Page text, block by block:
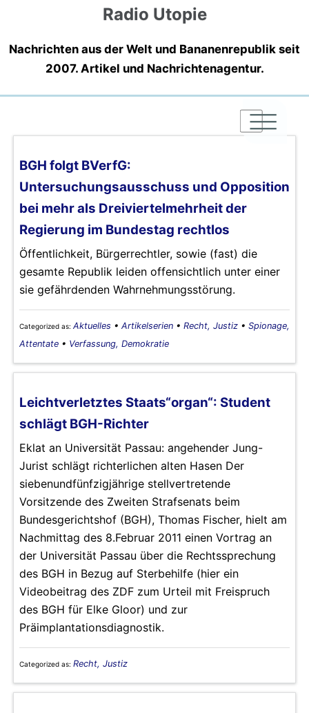
Radio Utopie
Nachrichten aus der Welt und Bananenrepublik seit
2007. Artikel und Nachrichtenagentur.
|
|
|
BGH folgt BVerfG:
Untersuchungsausschuss und Opposition
bei mehr als Dreiviertelmehrheit der
Regierung im Bundestag rechtlos
Öffentlichkeit, Bürgerrechtler, sowie (fast) die
gesamte Republik leiden offensichtlich unter einer
sie gefährdenden Wahrnehmungsstörung.
Categorized as: Aktuelles • Artikelserien • Recht, Justiz • Spionage,
Attentate • Verfassung, Demokratie
Leichtverletztes Staats“organ“: Student
schlägt BGH-Richter
Eklat an Universität Passau: angehender Jung-
Jurist schlägt richterlichen alten Hasen Der
siebenundfünfzigjährige stellvertretende
Vorsitzende des Zweiten Strafsenats beim
Bundesgerichtshof (BGH), Thomas Fischer, hielt am
Nachmittag des 8.Februar 2011 einen Vortrag an
der Universität Passau über die Rechtssprechung
des BGH in Bezug auf Sterbehilfe (hier ein
Videobeitrag des ZDF zum Urteil mit Freispruch
des BGH für Elke Gloor) und zur
Präimplantationsdiagnostik.
Categorized as: Recht, Justiz